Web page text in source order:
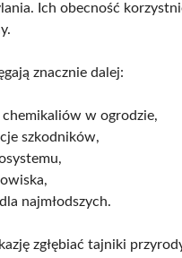
Ich obecność
znacznie dalej:
w ogrodzie,
szkodników,
najmłodszych.
zgłębiać tajniki